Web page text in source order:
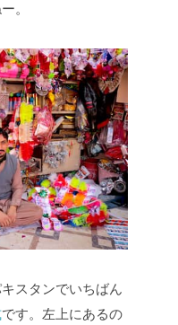
。
スタンでいちばん
です。左上にあるの